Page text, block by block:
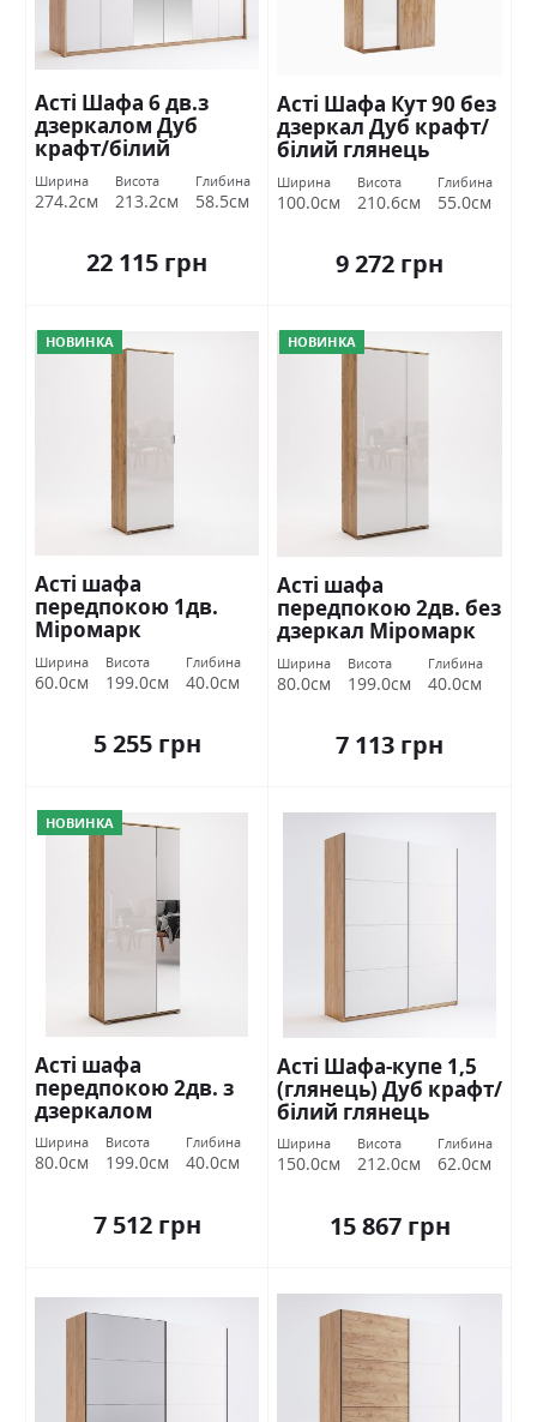
Асті Шафа 6 дв.з
дзеркалом Дуб
крафт/білий
глянець Міромарк
Ширина
274.2см
Висота
213.2см
Глибина
58.5см
22 115 грн
Асті Шафа Кут 90 без
дзеркал Дуб крафт/
білий глянець
Міромарк
Ширина
100.0см
Висота
210.6см
Глибина
55.0см
9 272 грн
НОВИНКА
Асті шафа
передпокою 1дв.
Міромарк
Ширина
60.0см
Висота
199.0см
Глибина
40.0см
5 255 грн
НОВИНКА
Асті шафа
передпокою 2дв. без
дзеркал Міромарк
Ширина
80.0см
Висота
199.0см
Глибина
40.0см
7 113 грн
НОВИНКА
Асті шафа
передпокою 2дв. з
дзеркалом
Міромарк
Ширина
80.0см
Висота
199.0см
Глибина
40.0см
7 512 грн
Асті Шафа-купе 1,5
(глянець) Дуб крафт/
білий глянець
Міромарк
Ширина
150.0см
Висота
212.0см
Глибина
62.0см
15 867 грн